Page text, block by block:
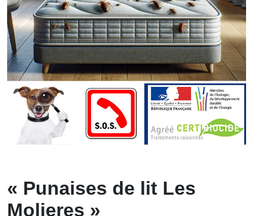
« Punaises de lit Les
Molieres »